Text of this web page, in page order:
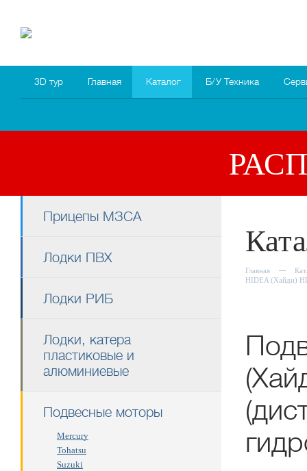
3D тур Главная Каталог Б/У Техника
Прицепы МЗСА
Лодки ПВХ
Лодки РИБ
Лодки, катера
пластиковые и
алюминиевые
Подвесные моторы
Mercury
Tohatsu
Suzuki
Главная
HIDEA (Хайди)